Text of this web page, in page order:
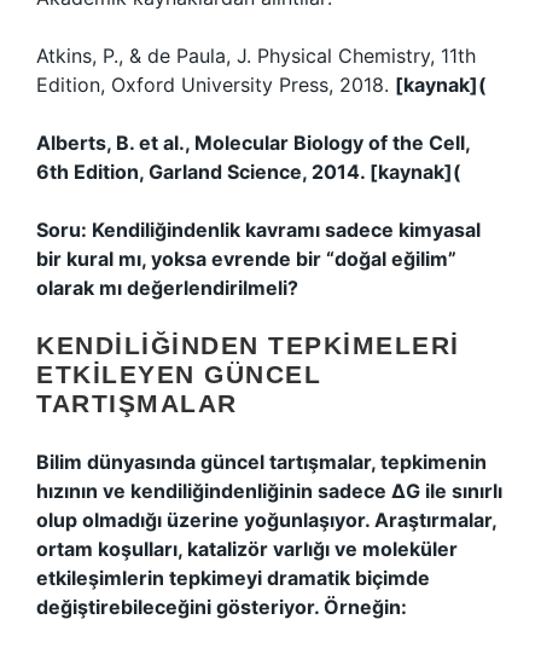
Atkins, P., & de Paula, J. Physical Chemistry, 11th
Edition, Oxford University Press, 2018. [kaynak](
Alberts, B. et al., Molecular Biology of the Cell,
6th Edition, Garland Science, 2014. [kaynak](
Soru: Kendiliğindenlik kavramı sadece kimyasal
bir kural mı, yoksa evrende bir “doğal eğilim”
olarak mı değerlendirilmeli?
KENDILIĞINDEN TEPKIMELERI
ETKILEYEN GÜNCEL
TARTIŞMALAR
Bilim dünyasında güncel tartışmalar, tepkimenin
hızının ve kendiliğindenliğinin sadece ΔG ile sınırlı
olup olmadığı üzerine yoğunlaşıyor. Araştırmalar,
ortam koşulları, katalizör varlığı ve moleküler
etkileşimlerin tepkimeyi dramatik biçimde
değiştirebileceğini gösteriyor. Örneğin: